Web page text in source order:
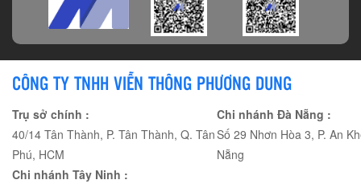
CÔNG TY TNHH VIỄN THÔNG PHƯƠNG DUNG
Trụ sở chính :
40/14 Tân Thành, P. Tân Thành, Q. Tân
Phú, HCM
Chi nhánh Đà Nẵng :
Số 29 Nhơn Hòa 3, P. An
Nẵng
Chi nhánh Tây Ninh :